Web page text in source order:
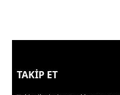
TAKİP ET